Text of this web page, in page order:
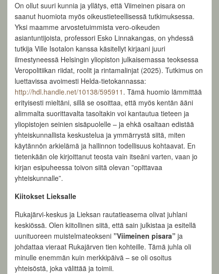
On ollut suuri kunnia ja yllätys, että Viimeinen pisara on
saanut huomiota myös oikeustieteellisessä tutkimuksessa.
Yksi maamme arvostetuimmista vero-oikeuden
asiantuntijoista, professori Esko Linnakangas, on yhdessä
tutkija Ville Isotalon kanssa käsitellyt kirjaani juuri
ilmestyneessä Helsingin yliopiston julkaisemassa teoksessa
Veropolitiikan riidat, roolit ja rintamalinjat (2025). Tutkimus on
luettavissa avoimesti Helda-tietokannassa:
http://hdl.handle.net/10138/595911 . Tämä huomio lämmittää
erityisesti mieltäni, sillä se osoittaa, että myös kentän ääni
alimmalta suorittavalta tasoltakin voi kantautua tieteen ja
yliopistojen seinien sisäpuolelle – ja ehkä osaltaan edistää
yhteiskunnallista keskustelua ja ymmärrystä siitä, miten
käytännön arkielämä ja hallinnon todellisuus kohtaavat. En
tietenkään ole kirjoittanut teosta vain itseäni varten, vaan jo
kirjan esipuheessa toivon siitä olevan ”opittavaa
yhteiskunnalle”.
Kiitokset Lieksalle
Rukajärvi-keskus ja Lieksan rautatieasema olivat juhlani
keskiössä. Olen kiitollinen siitä, että sain julkistaa ja esitellä
uunituoreen muistelmateokseni ”Viimeinen pisara” ja
johdattaa vieraat Rukajärven tien kohteille. Tämä juhla oli
minulle enemmän kuin merkkipäivä – se oli osoitus
yhteisöstä, joka välittää ja toimii.